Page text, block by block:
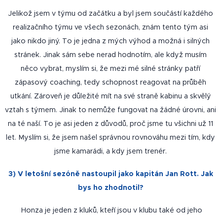
Jelikož jsem v týmu od začátku a byl jsem součástí každého
realizačního týmu ve všech sezonách, znám tento tým asi
jako nikdo jiný. To je jedna z mých výhod a možná i silných
stránek. Jinak sám sebe nerad hodnotím, ale když musím
něco vybrat, myslím si, že mezi mé silné stránky patří
zápasový coaching, tedy schopnost reagovat na průběh
utkání. Zároveň je důležité mít na své straně kabinu a skvělý
vztah s týmem. Jinak to nemůže fungovat na žádné úrovni, ani
na té naší. To je asi jeden z důvodů, proč jsme tu všichni už 11
let. Myslím si, že jsem našel správnou rovnováhu mezi tím, kdy
jsme kamarádi, a kdy jsem trenér.
3) V letošní sezóně nastoupil jako kapitán Jan Rott. Jak
bys ho zhodnotil?
Honza je jeden z kluků, kteří jsou v klubu také od jeho